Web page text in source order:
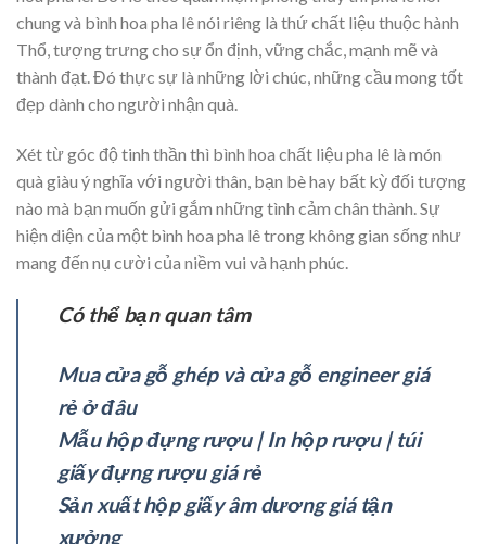
chung và bình hoa pha lê nói riêng là thứ chất liệu thuộc hành
Thổ, tượng trưng cho sự ổn định, vững chắc, mạnh mẽ và
thành đạt. Đó thực sự là những lời chúc, những cầu mong tốt
đẹp dành cho người nhận quà.
Xét từ góc độ tinh thần thì bình hoa chất liệu pha lê là món
quà giàu ý nghĩa với người thân, bạn bè hay bất kỳ đối tượng
nào mà bạn muốn gửi gắm những tình cảm chân thành. Sự
hiện diện của một bình hoa pha lê trong không gian sống như
mang đến nụ cười của niềm vui và hạnh phúc.
Có thể bạn quan tâm
Mua cửa gỗ ghép và cửa gỗ engineer giá
rẻ ở đâu
Mẫu hộp đựng rượu | In hộp rượu | túi
giấy đựng rượu giá rẻ
Sản xuất hộp giấy âm dương giá tận
xưởng